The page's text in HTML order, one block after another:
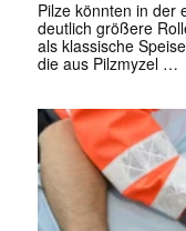
Pilze könnten in der
deutlich größere
als klassische
die aus Pilzmyzel …